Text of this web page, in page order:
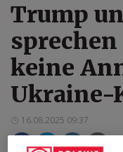
Trump
keine
Ukraine-
16.08.2025 09:37